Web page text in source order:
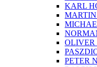
KARL
MARTIN
OLIVER
PETER